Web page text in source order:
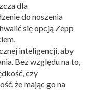
dla
do noszenia
się opcją Zepp
inteligencji, aby
Bez względu na to,
czy
że mając go na